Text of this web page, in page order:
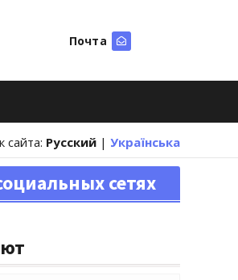
Почта
сайта: Русский | Українська
сетях